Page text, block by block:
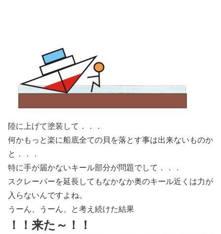
陸に上げて塗装して．．．
何かもっと楽に船底全ての貝を落とす事は出来ないものか
と．．．
特に手が届かないキール部分が問題でして．．．
スクレーパーを延長してもなかなか奥のキール近くは力が
入らないんですよね。
うーん、うーん、と考え続けた結果
！！来た～！！